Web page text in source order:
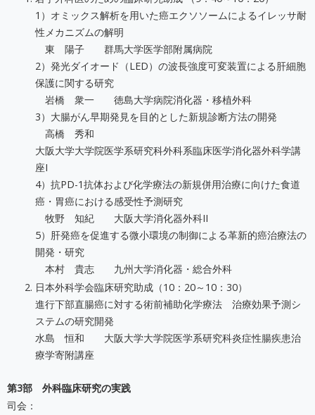
1）オミックス解析を用いた癌エクソソームによるイレッサ耐
性メカニズムの解明
東 陽子 群馬大学医学部附属病院
2）発光ダイオード（LED）の波長強度可変装置による肝細胞
保護に関する研究
岩橋 衆一 徳島大学病院消化器・移植外科
3）大腸がん早期発見を目的とした新規診断方法の開発
高橋 秀和
大阪大学大学院医学系研究科外科系臨床医学消化器外科学講
座I
4）抗PD-1抗体および化学療法の新規併用治療に向けた食道
癌・胃癌における感受性予測研究
牧野 知紀 大阪大学消化器外科II
5）肝発癌を促進する微小環境の制御による革新的癌治療法の
開発・研究
本村 貴志 九州大学消化器・総合外科
日本外科学会臨床研究助成（10：20～10：30）
進行下部直腸癌に対する術前補助化学療法 治療効果予測シ
ステムの研究開発
水島 恒和 大阪大学大学院医学系研究科炎症性腸疾患治
療学寄附講座
第3部 外科臨床研究の実践
司会：